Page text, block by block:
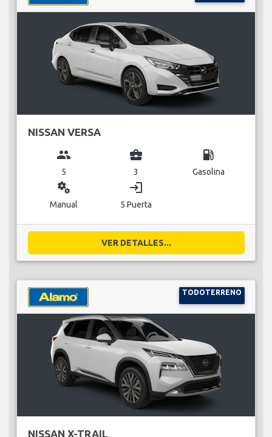
NISSAN VERSA
group
5
business_center
3
local_gas_station
Gasolina
miscellaneous_services
Manual
login
5 Puerta
VER DETALLES...
TODOTERRENO
NISSAN X-TRAIL